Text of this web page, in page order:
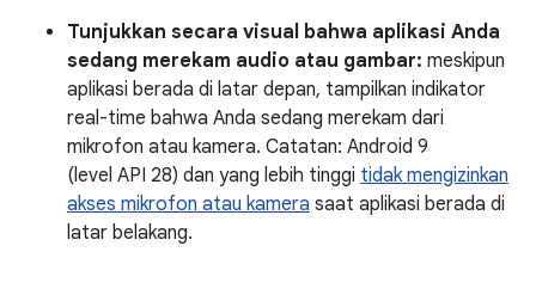
Tunjukkan secara visual bahwa aplikasi Anda
sedang merekam audio atau gambar: meskipun
aplikasi berada di latar depan, tampilkan indikator
real-time bahwa Anda sedang merekam dari
mikrofon atau kamera. Catatan: Android 9
(level API 28) dan yang lebih tinggi tidak mengizinkan
akses mikrofon atau kamera saat aplikasi berada di
latar belakang.